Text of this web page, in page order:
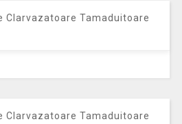
Clarvazatoare Tamaduitoare
Clarvazatoare Tamaduitoare